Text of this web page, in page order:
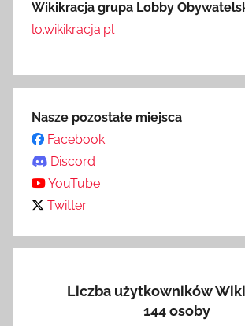
Wikikracja grupa Lobby
lo.wikikracja.pl
Nasze pozostałe miejsca
Facebook
Discord
YouTube
Twitter
Liczba użytkowników
144 osoby